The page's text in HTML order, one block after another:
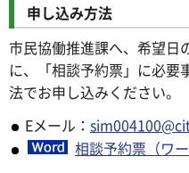
申し込み方法
市民協働推進課へ、希望日
に、「相談予約票」に必要
法でお申し込みください。
Eメール：
相談予約票（ワー